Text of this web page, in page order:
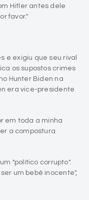
Hitler antes dele
favor."
e exigiu que seu rival
os supostos crimes
Hunter Biden na
era vice-presidente
em toda a minha
a compostura
"político corrupto".
um bebê inocente",